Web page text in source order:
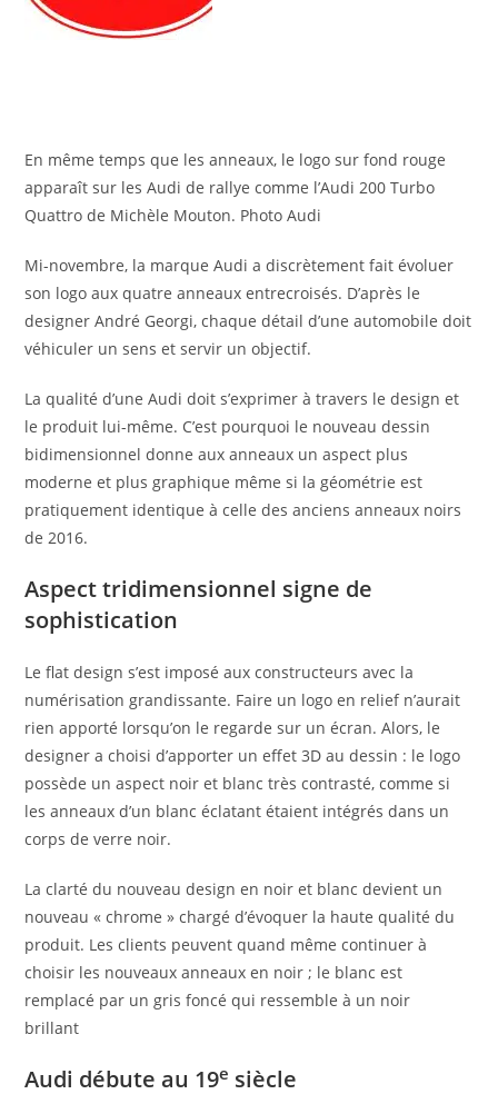
En même temps que les anneaux, le logo sur fond rouge
apparaît sur les Audi de rallye comme l’Audi 200 Turbo
Quattro de Michèle Mouton. Photo Audi
Mi-novembre, la marque Audi a discrètement fait évoluer
son logo aux quatre anneaux entrecroisés. D’après le
designer André Georgi, chaque détail d’une automobile doit
véhiculer un sens et servir un objectif.
La qualité d’une Audi doit s’exprimer à travers le design et
le produit lui-même. C’est pourquoi le nouveau dessin
bidimensionnel donne aux anneaux un aspect plus
moderne et plus graphique même si la géométrie est
pratiquement identique à celle des anciens anneaux noirs
de 2016.
Aspect tridimensionnel signe de
sophistication
Le flat design s’est imposé aux constructeurs avec la
numérisation grandissante. Faire un logo en relief n’aurait
rien apporté lorsqu’on le regarde sur un écran. Alors, le
designer a choisi d’apporter un effet 3D au dessin : le logo
possède un aspect noir et blanc très contrasté, comme si
les anneaux d’un blanc éclatant étaient intégrés dans un
corps de verre noir.
La clarté du nouveau design en noir et blanc devient un
nouveau « chrome » chargé d’évoquer la haute qualité du
produit. Les clients peuvent quand même continuer à
choisir les nouveaux anneaux en noir ; le blanc est
remplacé par un gris foncé qui ressemble à un noir
brillant
Audi débute au 19e siècle